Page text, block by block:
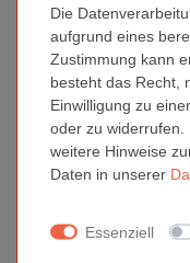
Eigenschaften
Kapazität: 50GB
Geschwindigkeit:
Verpackung: 10er
Oberfläche:
Die
aufgrund eines
Zustimmung kann
besteht das Recht,
Einwilligung zu
oder zu widerrufen.
weitere Hinweise
Daten in unserer
Essenziell